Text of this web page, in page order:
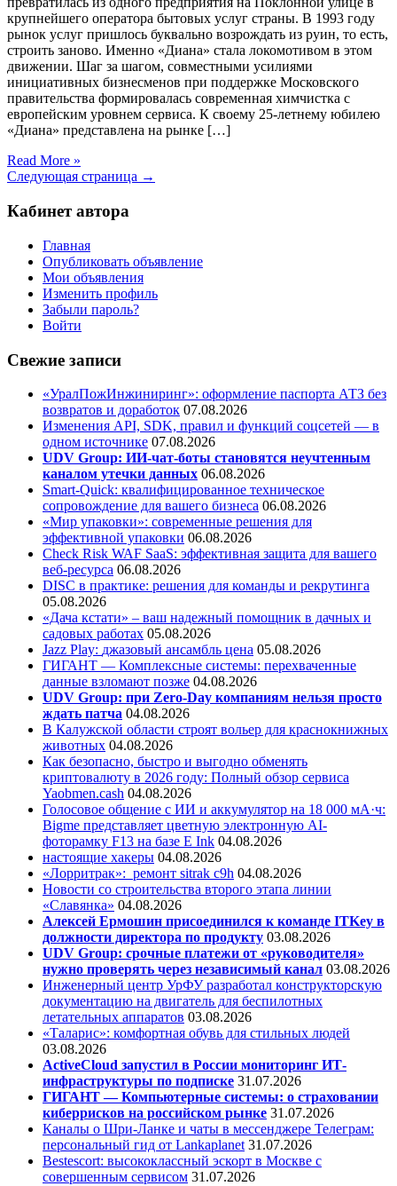
крупнейшего оператора бытовых услуг страны. В 1993 году
рынок услуг пришлось буквально возрождать из руин, то есть,
строить заново. Именно «Диана» стала локомотивом в этом
движении. Шаг за шагом, совместными усилиями
инициативных бизнесменов при поддержке Московского
правительства формировалась современная химчистка с
европейским уровнем сервиса. К своему 25-летнему юбилею
«Диана» представлена на рынке […]
Read More »
Следующая страница →
Кабинет автора
Главная
Опубликовать объявление
Мои объявления
Изменить профиль
Забыли пароль?
Войти
Свежие записи
«УралПожИнжиниринг»: оформление паспорта АТЗ без
возвратов и доработок 07.08.2026
Изменения API, SDK, правил и функций соцсетей — в
одном источнике 07.08.2026
UDV Group: ИИ-чат-боты становятся неучтенным
каналом утечки данных 06.08.2026
Smart-Quick: квалифицированное техническое
сопровождение для вашего бизнеса 06.08.2026
«Мир упаковки»: современные решения для
эффективной упаковки 06.08.2026
Check Risk WAF SaaS: эффективная защита для вашего
веб-ресурса 06.08.2026
DISC в практике: решения для команды и рекрутинга
05.08.2026
«Дача кстати» – ваш надежный помощник в дачных и
садовых работах 05.08.2026
Jazz Play: джазовый ансамбль цена 05.08.2026
ГИГАНТ — Комплексные системы: перехваченные
данные взломают позже 04.08.2026
UDV Group: при Zero-Day компаниям нельзя просто
ждать патча 04.08.2026
В Калужской области строят вольер для краснокнижных
животных 04.08.2026
Как безопасно, быстро и выгодно обменять
криптовалюту в 2026 году: Полный обзор сервиса
Yaobmen.cash 04.08.2026
Голосовое общение с ИИ и аккумулятор на 18 000 мА·ч:
Bigme представляет цветную электронную AI-
фоторамку F13 на базе E Ink 04.08.2026
настоящие хакеры 04.08.2026
«Лорритрак»: ремонт sitrak c9h 04.08.2026
Новости со строительства второго этапа линии
«Славянка» 04.08.2026
Алексей Ермошин присоединился к команде ITKey в
должности директора по продукту 03.08.2026
UDV Group: срочные платежи от «руководителя»
нужно проверять через независимый канал 03.08.2026
Инженерный центр УрФУ разработал конструкторскую
документацию на двигатель для беспилотных
летательных аппаратов 03.08.2026
«Таларис»: комфортная обувь для стильных людей
03.08.2026
ActiveCloud запустил в России мониторинг ИТ-
инфраструктуры по подписке 31.07.2026
ГИГАНТ — Компьютерные системы: о страховании
киберрисков на российском рынке 31.07.2026
Каналы о Шри-Ланке и чаты в мессенджере Телеграм:
персональный гид от Lankaplanet 31.07.2026
Bestescort: высококлассный эскорт в Москве с
совершенным сервисом 31.07.2026